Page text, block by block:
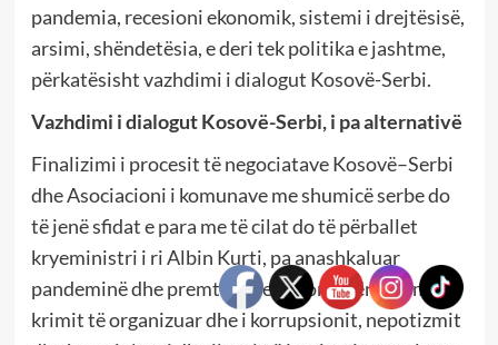
pandemia, recesioni ekonomik, sistemi i drejtësisë,
arsimi, shëndetësia, e deri tek politika e jashtme,
përkatësisht vazhdimi i dialogut Kosovë-Serbi.
Vazhdimi i dialogut Kosovë-Serbi, i pa alternativë
Finalizimi i procesit të negociatave Kosovë–Serbi
dhe Asociacioni i komunave me shumicë serbe do
të jenë sfidat e para me të cilat do të përballet
kryeministri i ri Albin Kurti, pa anashkaluar
pandeminë dhe premtimin elektoral për luftimin e
krimit të organizuar dhe i korrupsionit, nepotizmit